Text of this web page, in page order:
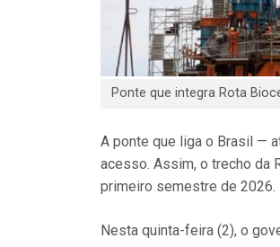
Ponte que integra Rota
A ponte que liga o Brasil —
acesso. Assim, o trecho da
primeiro semestre de 2026.
Nesta quinta-feira (2), o